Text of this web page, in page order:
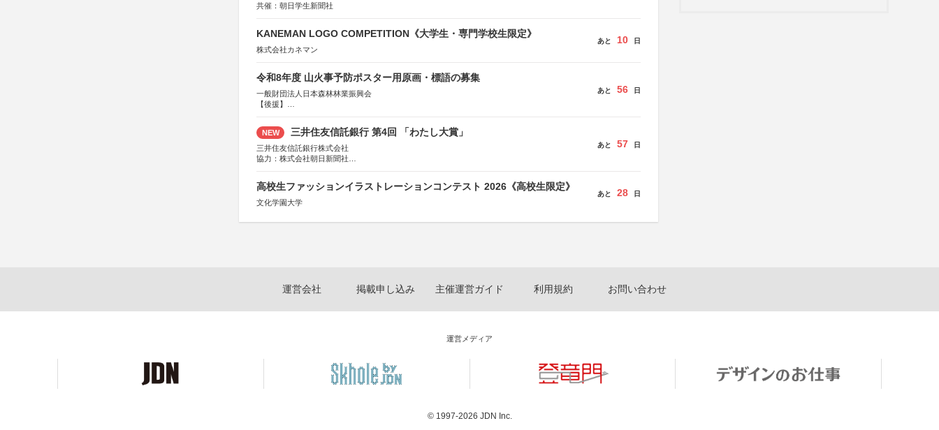
共催：朝日学生新聞社
KANEMAN LOGO COMPETITION《大学生・専門学校生限定》
株式会社カネマン
あと 10 日
令和8年度 山火事予防ポスター用原画・標語の募集
一般財団法人日本森林林業振興会
【後援】
あと 56 日
NEW 三井住友信託銀行 第4回 「わたし大賞」
三井住友信託銀行株式会社
協力：株式会社朝日新聞社
あと 57 日
高校生ファッションイラストレーションコンテスト 2026《高校生限定》
文化学園大学
あと 28 日
運営会社 掲載申し込み 主催運営ガイド 利用規約 お問い合わせ
運営メディア
© 1997-2026 JDN Inc.